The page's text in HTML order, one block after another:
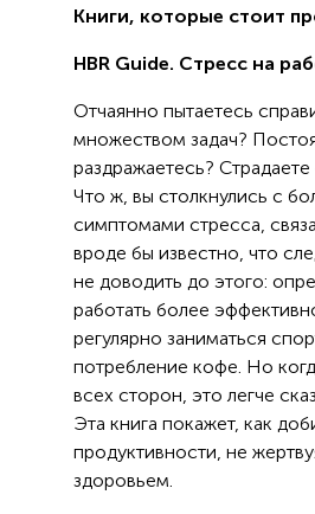
Книги, которые стоит
HBR Guide. Стресс на
Отчаянно пытаетесь
множеством задач?
раздражаетесь?
Что ж, вы столкнулись с
симптомами стресса,
вроде бы известно, что
не доводить до этого:
работать более
регулярно заниматься
потребление кофе. Но
всех сторон, это легче
Эта книга покажет, как
продуктивности, не
здоровьем.